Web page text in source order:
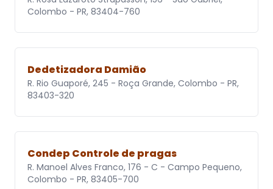
Colombo - PR, 83404-760
Dedetizadora Damião
R. Rio Guaporé, 245 - Roça Grande, Colombo - PR,
83403-320
Condep Controle de pragas
R. Manoel Alves Franco, 176 - C - Campo Pequeno,
Colombo - PR, 83405-700